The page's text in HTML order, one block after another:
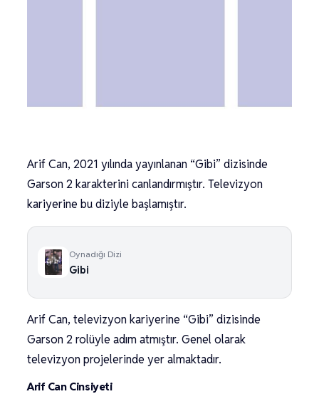
Arif Can, 2021 yılında yayınlanan “Gibi” dizisinde
Garson 2 karakterini canlandırmıştır. Televizyon
kariyerine bu diziyle başlamıştır.
Oynadığı Dizi
Gibi
Arif Can, televizyon kariyerine “Gibi” dizisinde
Garson 2 rolüyle adım atmıştır. Genel olarak
televizyon projelerinde yer almaktadır.
Arif Can Cinsiyeti